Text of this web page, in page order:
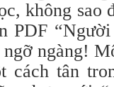
không sao
PDF
ngàng!
cách tân